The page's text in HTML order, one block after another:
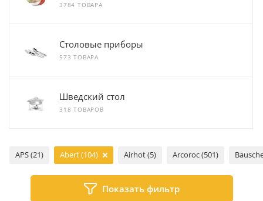
3784 ТОВАРА
Столовые приборы
573 ТОВАРА
Шведский стол
318 ТОВАРОВ
APS (21) Abert (104) Airhot (5) Arcoroc (501)
Показать фильтр